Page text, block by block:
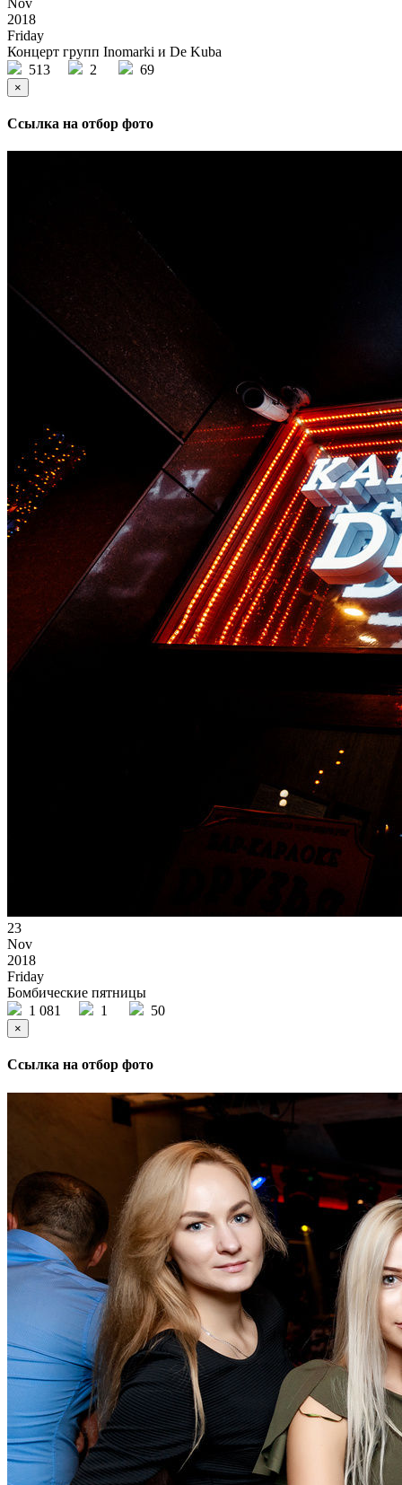
2018
Friday
Концерт групп Inomarki и De Kuba
513
2 69
×
Ссылка на отбор фото
23
Nov
2018
Friday
Бомбические пятницы
1 081
1 50
×
Ссылка на отбор фото